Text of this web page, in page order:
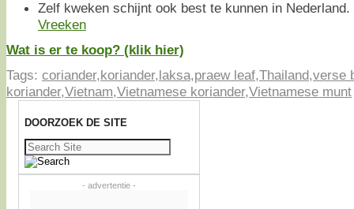
Zelf kweken schijnt ook best te kunnen in
Vreeken
Wat is er te koop? (klik hier)
Tags: coriander,koriander,laksa,praew leaf,Thailand,verse
koriander,Vietnam,Vietnamese koriander,Vietnamese munt
DOORZOEK DE SITE
Zoeken
naar:
- advertentie -